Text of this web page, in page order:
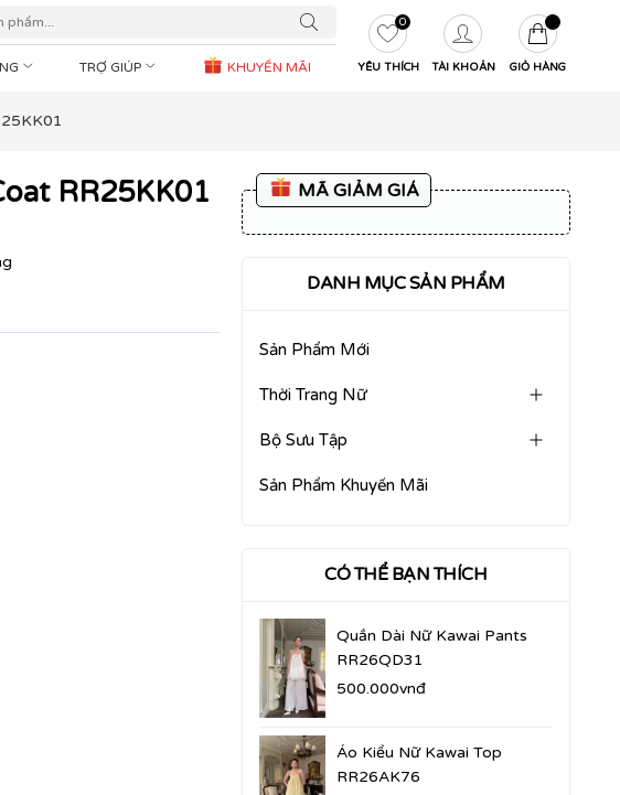
TRỢ GIÚP KHUYẾN MÃI YÊU THÍCH
0
TÀI KHOẢN GIỎ HÀNG
RR25KK01 MÃ GIẢM GIÁ
DANH MỤC SẢN PHẨM
Sản Phẩm Mới
Thời Trang Nữ
Bộ Sưu Tập
Sản Phẩm Khuyến Mãi
CÓ THỂ BẠN THÍCH
Quần Dài Nữ Kawai Pants
RR26QD31
500.000vnđ
Áo Kiểu Nữ Kawai Top
RR26AK76